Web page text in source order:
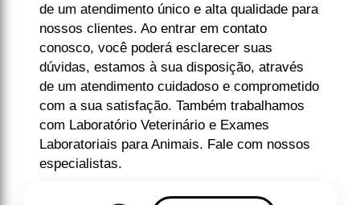
de um atendimento único e alta qualidade para
nossos clientes. Ao entrar em contato
conosco, você poderá esclarecer suas
dúvidas, estamos à sua disposição, através
de um atendimento cuidadoso e comprometido
com a sua satisfação. Também trabalhamos
com Laboratório Veterinário e Exames
Laboratoriais para Animais. Fale com nossos
especialistas.